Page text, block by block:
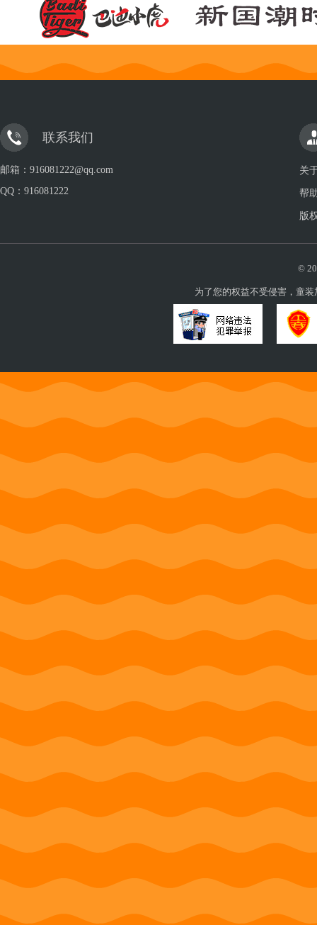
联系我们
邮箱：916081222@qq.com
QQ： 916081222
关
帮
版
©
为了您的权益不受侵害，童